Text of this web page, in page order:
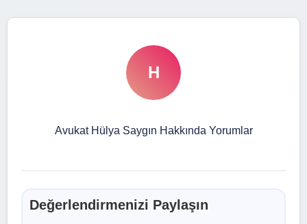
H
Avukat Hülya Saygın Hakkında Yorumlar
Değerlendirmenizi Paylaşın